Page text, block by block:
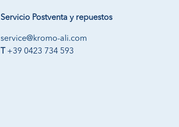
Servicio Postventa y repuestos
service@kromo-ali.com
T +39 0423 734 593